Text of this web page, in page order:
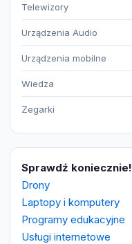
Telewizory
Urządzenia Audio
Urządzenia mobilne
Wiedza
Zegarki
Sprawdź koniecznie!
Drony
Laptopy i komputery
Programy edukacyjne
Usługi internetowe